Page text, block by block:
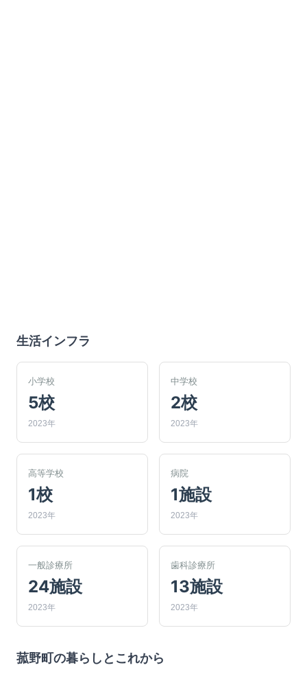
生活インフラ
小学校
5校
2023年
中学校
2校
2023年
高等学校
1校
2023年
病院
1施設
2023年
一般診療所
24施設
2023年
歯科診療所
13施設
2023年
菰野町 の暮らしとこれから